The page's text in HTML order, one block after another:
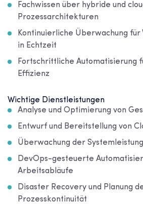
Fachwissen über hybride und
Prozessarchitekturen
Kontinuierliche Überwachung
in Echtzeit
Fortschrittliche Automatisierung
Effizienz
Wichtige Dienstleistungen
Analyse und Optimierung von
Entwurf und Bereitstellung von
Überwachung der
DevOps-gesteuerte
Arbeitsabläufe
Disaster Recovery und Planung
Prozesskontinuität